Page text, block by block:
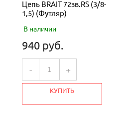
Цепь BRAIT 72зв.RS (3/8-
1,5) (Футляр)
В наличии
940 руб.
- +
КУПИТЬ